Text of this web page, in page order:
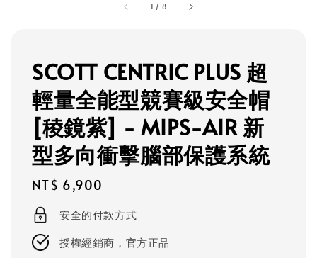
1 / 8
SCOTT CENTRIC PLUS 超
輕量全能型競賽級安全帽
[稜鏡紫] - MIPS-AIR 新
型多向衝擊腦部保護系統
Regular
price
NT$ 6,900
安全的付款方式
授權經銷商，官方正品